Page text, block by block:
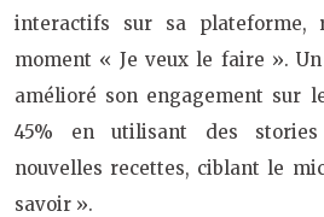
interactifs sur sa plateforme,
moment « Je veux le faire ».
amélioré son engagement sur
45% en utilisant des
nouvelles recettes, ciblant le
savoir ».